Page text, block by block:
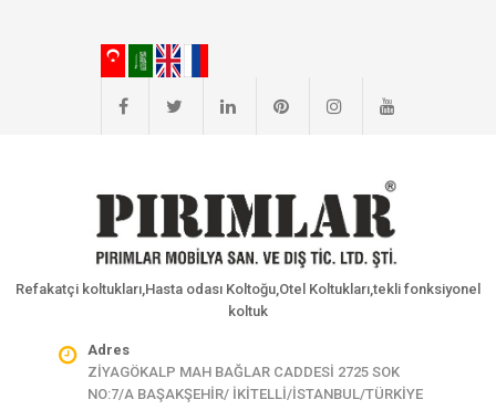
Refakatçi koltukları,Hasta odası Koltoğu,Otel Koltukları,tekli fonksiyonel
koltuk
Adres
ZİYAGÖKALP MAH BAĞLAR CADDESİ 2725 SOK
NO:7/A BAŞAKŞEHİR/ İKİTELLİ/İSTANBUL/TÜRKİYE